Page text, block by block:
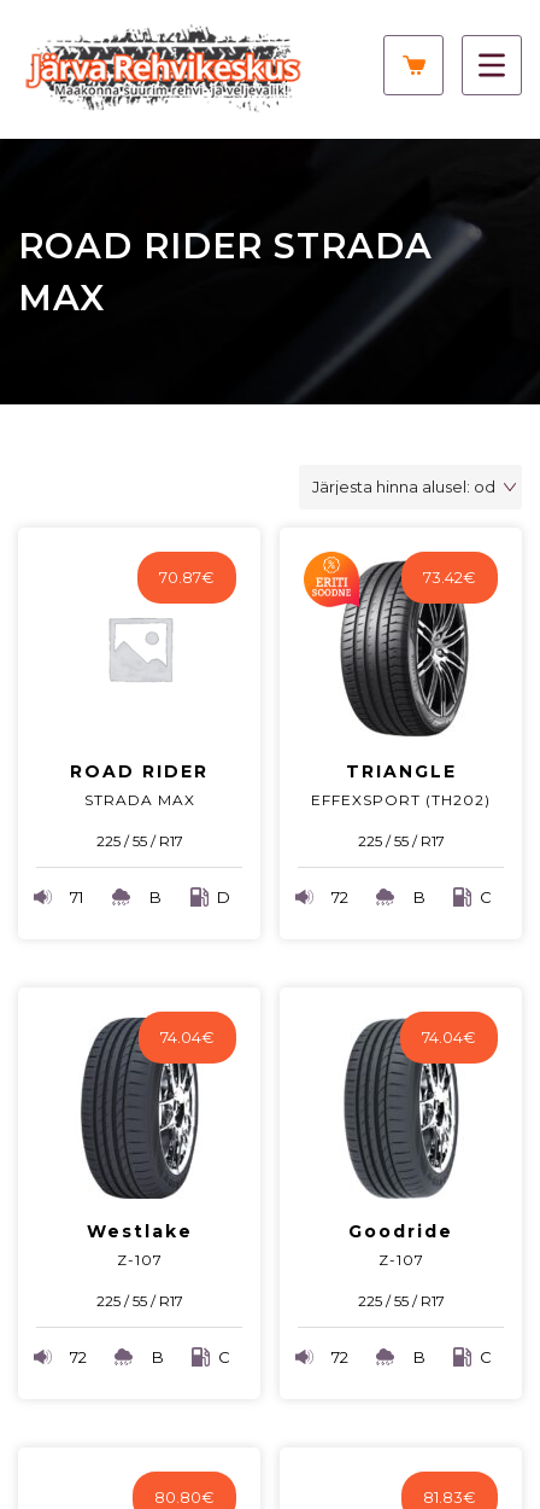
ROAD RIDER STRADA
MAX
70.87€
ROAD RIDER
STRADA MAX
225 / 55 / R17
71 B D
73.42€
TRIANGLE
EFFEXSPORT (TH202)
225 / 55 / R17
72 B C
74.04€
Westlake
Z-107
225 / 55 / R17
72 B C
74.04€
Goodride
Z-107
225 / 55 / R17
72 B C
80.80€ 81.83€